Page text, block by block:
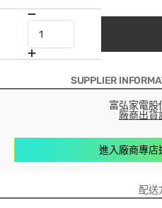
SUPPLIER
富弘家電股
廠商出貨
進入廠商專店
配送